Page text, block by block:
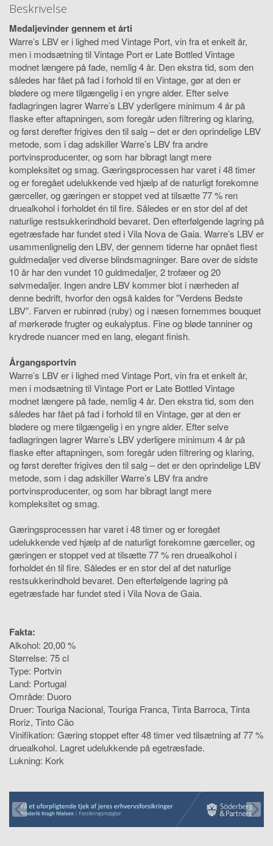
Beskrivelse
Medaljevinder gennem et årti
Warre’s LBV er i lighed med Vintage Port, vin fra et enkelt år,
men i modsætning til Vintage Port er Late Bottled Vintage
modnet længere på fade, nemlig 4 år. Den ekstra tid, som den
således har fået på fad i forhold til en Vintage, gør at den er
blødere og mere tilgængelig i en yngre alder. Efter selve
fadlagringen lagrer Warre’s LBV yderligere minimum 4 år på
flaske efter aftapningen, som foregår uden filtrering og klaring,
og først derefter frigives den til salg – det er den oprindelige LBV
metode, som i dag adskiller Warre’s LBV fra andre
portvinsproducenter, og som har bibragt langt mere
kompleksitet og smag. Gæringsprocessen har varet i 48 timer
og er foregået udelukkende ved hjælp af de naturligt forekomne
gærceller, og gæringen er stoppet ved at tilsætte 77 % ren
druealkohol i forholdet én til fire. Således er en stor del af det
naturlige restsukkerindhold bevaret. Den efterfølgende lagring på
egetræsfade har fundet sted i Vila Nova de Gaia. Warre’s LBV er
usammenlignelig den LBV, der gennem tiderne har opnået flest
guldmedaljer ved diverse blindsmagninger. Bare over de sidste
10 år har den vundet 10 guldmedaljer, 2 trofæer og 20
sølvmedaljer. Ingen andre LBV kommer blot i nærheden af
denne bedrift, hvorfor den også kaldes for ”Verdens Bedste
LBV”. Farven er rubinrød (ruby) og i næsen fornemmes bouquet
af mørkerøde frugter og eukalyptus. Fine og bløde tanniner og
krydrede nuancer med en lang, elegant finish.
Årgangsportvin
Warre’s LBV er i lighed med Vintage Port, vin fra et enkelt år,
men i modsætning til Vintage Port er Late Bottled Vintage
modnet længere på fade, nemlig 4 år. Den ekstra tid, som den
således har fået på fad i forhold til en Vintage, gør at den er
blødere og mere tilgængelig i en yngre alder. Efter selve
fadlagringen lagrer Warre’s LBV yderligere minimum 4 år på
flaske efter aftapningen, som foregår uden filtrering og klaring,
og først derefter frigives den til salg – det er den oprindelige LBV
metode, som i dag adskiller Warre’s LBV fra andre
portvinsproducenter, og som har bibragt langt mere
kompleksitet og smag.
Gæringsprocessen har varet i 48 timer og er foregået
udelukkende ved hjælp af de naturligt forekomne gærceller, og
gæringen er stoppet ved at tilsætte 77 % ren druealkohol i
forholdet én til fire. Således er en stor del af det naturlige
restsukkerindhold bevaret. Den efterfølgende lagring på
egetræsfade har fundet sted i Vila Nova de Gaia.
Fakta:
Alkohol: 20,00 %
Størrelse: 75 cl
Type: Portvin
Land: Portugal
Område: Duoro
Druer: Touriga Nacional, Touriga Franca, Tinta Barroca, Tinta
Roriz, Tinto Cão
Vinifikation: Gæring stoppet efter 48 timer ved tilsætning af 77 %
druealkohol. Lagret udelukkende på egetræsfade.
Lukning: Kork